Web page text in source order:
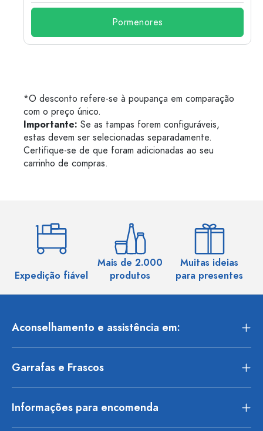
Pormenores
*O desconto refere-se à poupança em comparação
com o preço único.
Importante: Se as tampas forem configuráveis,
estas devem ser selecionadas separadamente.
Certifique-se de que foram adicionadas ao seu
carrinho de compras.
Expedição fiável
Mais de 2.000
produtos
Muitas ideias
para presentes
Aconselhamento e assistência em:
Garrafas e Frascos
Informações para encomenda